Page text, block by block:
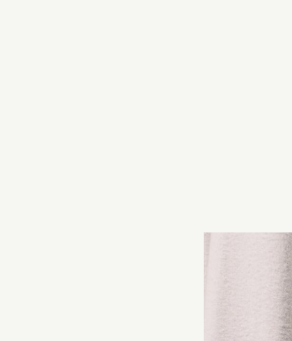
Advokat
om att allt
Lyssna på hela